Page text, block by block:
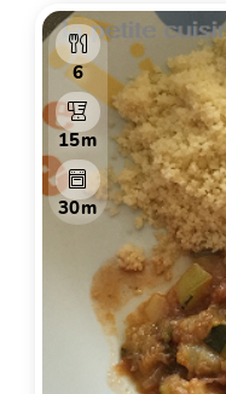
6
15m
30m